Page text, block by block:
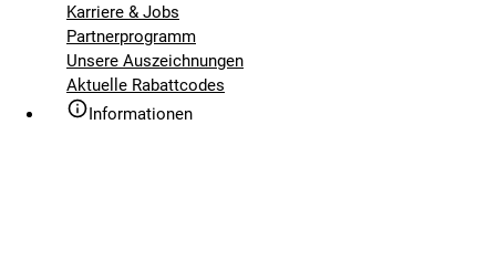
Karriere & Jobs
Partnerprogramm
Unsere Auszeichnungen
Aktuelle Rabattcodes
Informationen